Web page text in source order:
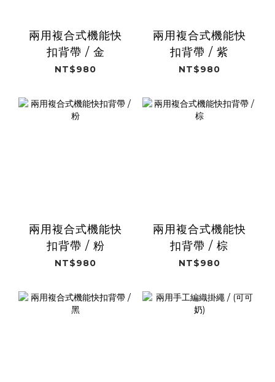
兩用複合式機能快
扣背帶 / 金
NT$980
兩用複合式機能快
扣背帶 / 紫
NT$980
兩用複合式機能快
扣背帶 / 粉
NT$980
兩用複合式機能快
扣背帶 / 棕
NT$980